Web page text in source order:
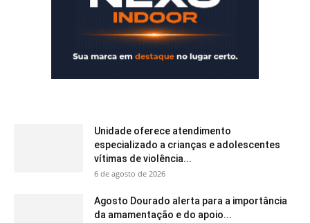
Unidade oferece atendimento
especializado a crianças e adolescentes
vítimas de violência...
6 de agosto de 2026
Agosto Dourado alerta para a importância
da amamentação e do apoio...